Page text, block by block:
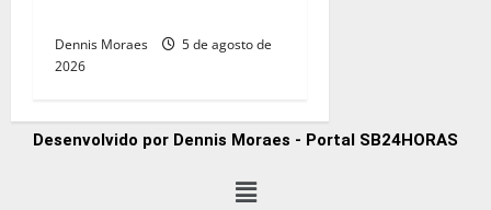
Dennis Moraes
5 de agosto de
2026
Desenvolvido por Dennis Moraes - Portal SB24HORAS